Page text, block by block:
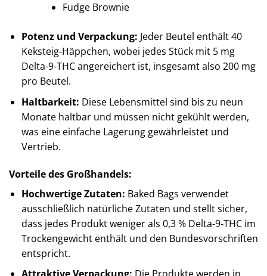
Fudge Brownie
Potenz und Verpackung: Jeder Beutel enthält 40
Keksteig-Häppchen, wobei jedes Stück mit 5 mg
Delta-9-THC angereichert ist, insgesamt also 200 mg
pro Beutel.
Haltbarkeit: Diese Lebensmittel sind bis zu neun
Monate haltbar und müssen nicht gekühlt werden,
was eine einfache Lagerung gewährleistet und
Vertrieb.
Vorteile des Großhandels:
Hochwertige Zutaten: Baked Bags verwendet
ausschließlich natürliche Zutaten und stellt sicher,
dass jedes Produkt weniger als 0,3 % Delta-9-THC im
Trockengewicht enthält und den Bundesvorschriften
entspricht.